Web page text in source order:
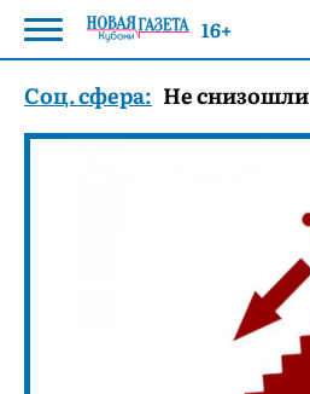
Соц. сфера: Не снизошли
16+